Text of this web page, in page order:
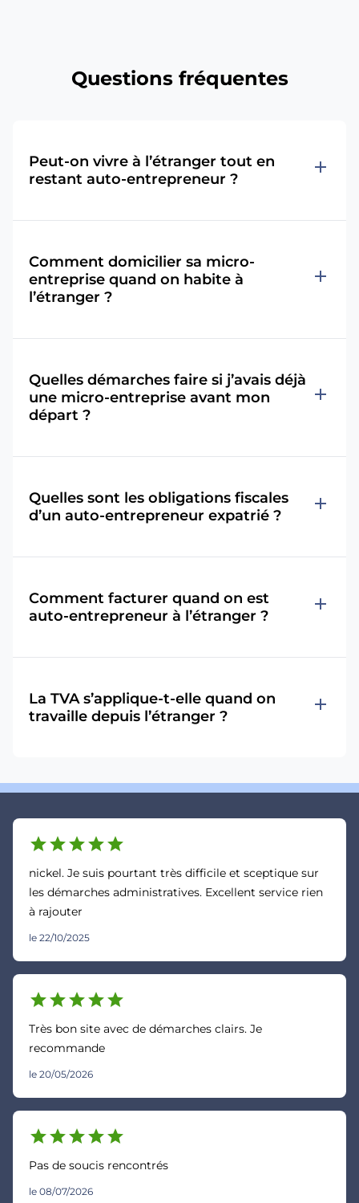
Questions fréquentes
Peut-on vivre à l’étranger tout en
restant auto-entrepreneur ?
add
Comment domicilier sa micro-
entreprise quand on habite à
l’étranger ?
add
Quelles démarches faire si j’avais déjà
une micro-entreprise avant mon
départ ?
add
Quelles sont les obligations fiscales
d’un auto-entrepreneur expatrié ?
add
Comment facturer quand on est
auto-entrepreneur à l’étranger ?
add
La TVA s’applique-t-elle quand on
travaille depuis l’étranger ?
add
starstarstarstarstar
nickel. Je suis pourtant très difficile et sceptique sur
les démarches administratives. Excellent service rien
à rajouter
le 22/10/2025
starstarstarstarstar
Très bon site avec de démarches clairs. Je
recommande
le 20/05/2026
starstarstarstarstar
Pas de soucis rencontrés
le 08/07/2026